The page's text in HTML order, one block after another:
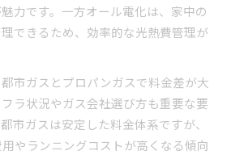
力です。一方オール電化は、家中の
できるため、効率的な光熱費管理が
市ガスとプロパンガスで料金差が大
ラ状況やガス会社選び方も重要な要
市ガスは安定した料金体系ですが、
やランニングコストが高くなる傾向